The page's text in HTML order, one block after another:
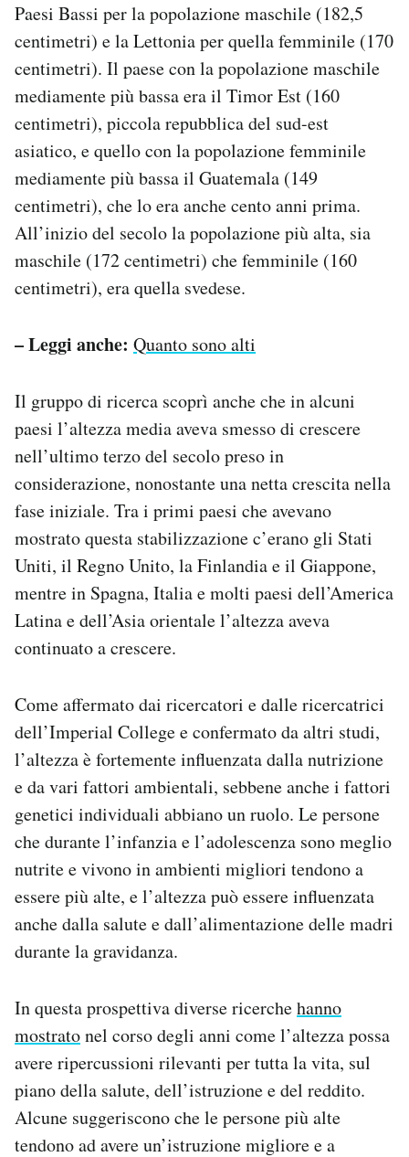
Paesi Bassi per la popolazione maschile (182,5
centimetri) e la Lettonia per quella femminile (170
centimetri). Il paese con la popolazione maschile
mediamente più bassa era il Timor Est (160
centimetri), piccola repubblica del sud-est
asiatico, e quello con la popolazione femminile
mediamente più bassa il Guatemala (149
centimetri), che lo era anche cento anni prima.
All’inizio del secolo la popolazione più alta, sia
maschile (172 centimetri) che femminile (160
centimetri), era quella svedese.
– Leggi anche: Quanto sono alti
Il gruppo di ricerca scoprì anche che in alcuni
paesi l’altezza media aveva smesso di crescere
nell’ultimo terzo del secolo preso in
considerazione, nonostante una netta crescita nella
fase iniziale. Tra i primi paesi che avevano
mostrato questa stabilizzazione c’erano gli Stati
Uniti, il Regno Unito, la Finlandia e il Giappone,
mentre in Spagna, Italia e molti paesi dell’America
Latina e dell’Asia orientale l’altezza aveva
continuato a crescere.
Come affermato dai ricercatori e dalle ricercatrici
dell’Imperial College e confermato da altri studi,
l’altezza è fortemente influenzata dalla nutrizione
e da vari fattori ambientali, sebbene anche i fattori
genetici individuali abbiano un ruolo. Le persone
che durante l’infanzia e l’adolescenza sono meglio
nutrite e vivono in ambienti migliori tendono a
essere più alte, e l’altezza può essere influenzata
anche dalla salute e dall’alimentazione delle madri
durante la gravidanza.
In questa prospettiva diverse ricerchehanno
mostratonel corso degli anni come l’altezza possa
avere ripercussioni rilevanti per tutta la vita, sul
piano della salute, dell’istruzione e del reddito.
Alcune suggeriscono che le persone più alte
tendono ad avere un’istruzione migliore e a